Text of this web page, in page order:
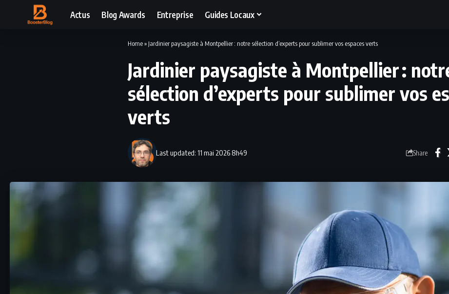
Actus Blog Awards Entreprise Guides Locaux
Home» Jardinier paysagiste à Montpellier : notre sélection d’experts pour sublimer vos espaces verts
Jardinier paysagiste à Montpellier :
sélection d’experts pour sublimer vos
verts
Last updated: 11 mai 2026 8h49 Share